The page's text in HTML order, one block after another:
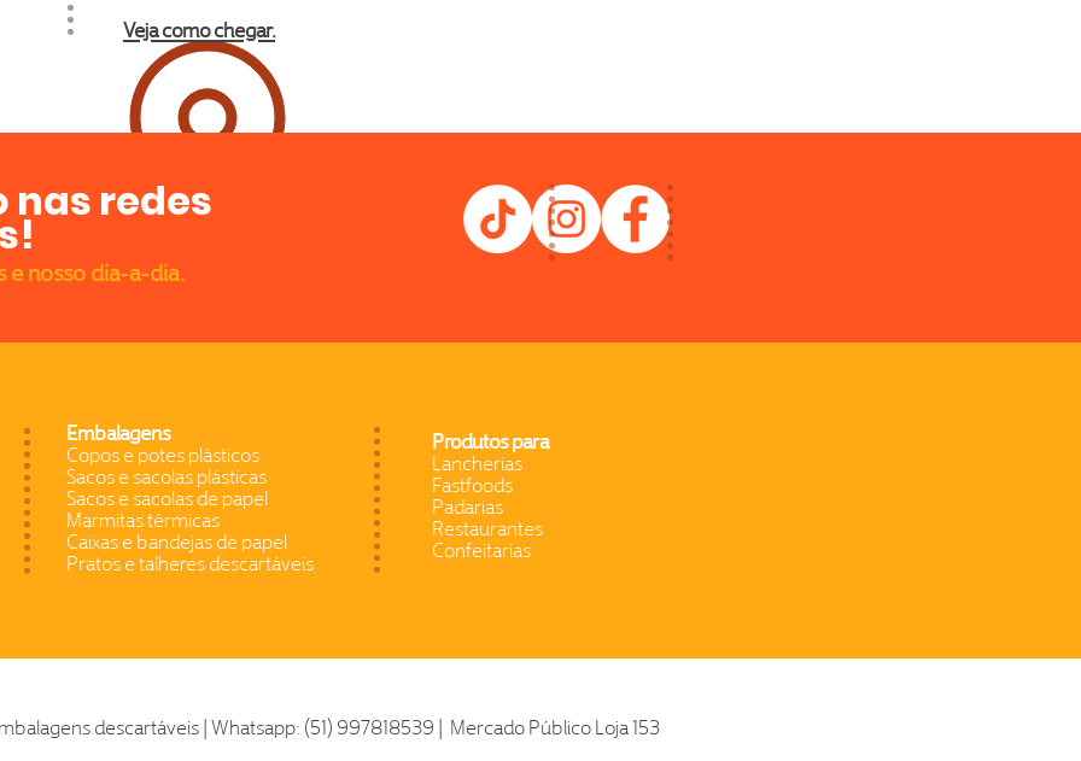
Veja como chegar.
nas redes
e nosso dia-a-dia.
Embalagens
Copos e potes plásticos
Sacos e sacolas plásticas
Sacos e sacolas de papel
Marmitas térmicas
Caixas e bandejas de papel
Pratos e talheres descartáveis
Produtos para
Lancherias
Fastfoods
Padarias
Restaurantes
Confeitarias
descartáveis | Whatsapp: (51) 997818539 | Mercado Público Loja 153